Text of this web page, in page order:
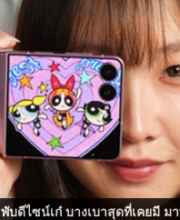
บดีไซน์เก๋ บางเบาสุดที่เคยมี